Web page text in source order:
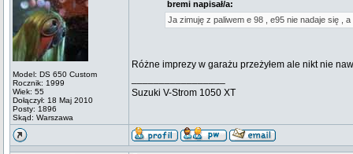
Model: DS 650 Custom
Rocznik: 1999
Wiek: 55
Dołączył: 18 Maj 2010
Posty: 1896
Skąd: Warszawa
bremi napisał/a:
Ja zimuję z paliwem e 98 , e95 nie nadaje się ,
Różne imprezy w garażu przeżyłem ale nikt nie
Suzuki V-Strom 1050 XT